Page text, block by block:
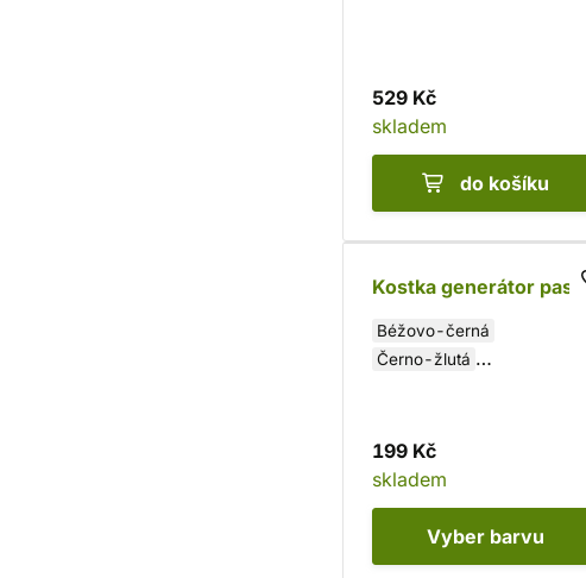
529 Kč
skladem
do košíku
Kostka generátor pastí
Béžovo-černá
Černo-žlutá
199 Kč
skladem
Vyber barvu